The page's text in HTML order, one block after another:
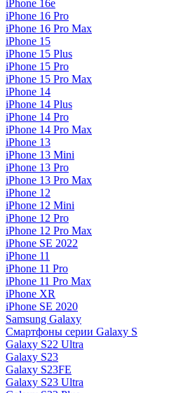
iPhone 16e
iPhone 16 Pro
iPhone 16 Pro Max
iPhone 15
iPhone 15 Plus
iPhone 15 Pro
iPhone 15 Pro Max
iPhone 14
iPhone 14 Plus
iPhone 14 Pro
iPhone 14 Pro Max
iPhone 13
iPhone 13 Mini
iPhone 13 Pro
iPhone 13 Pro Max
iPhone 12
iPhone 12 Mini
iPhone 12 Pro
iPhone 12 Pro Max
iPhone SE 2022
iPhone 11
iPhone 11 Pro
iPhone 11 Pro Max
iPhone XR
iPhone SE 2020
Samsung Galaxy
Смартфоны серии Galaxy S
Galaxy S22 Ultra
Galaxy S23
Galaxy S23FE
Galaxy S23 Ultra